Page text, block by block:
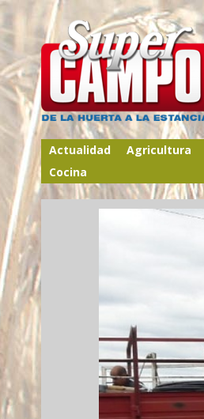
Actualidad Agricultura
Cocina